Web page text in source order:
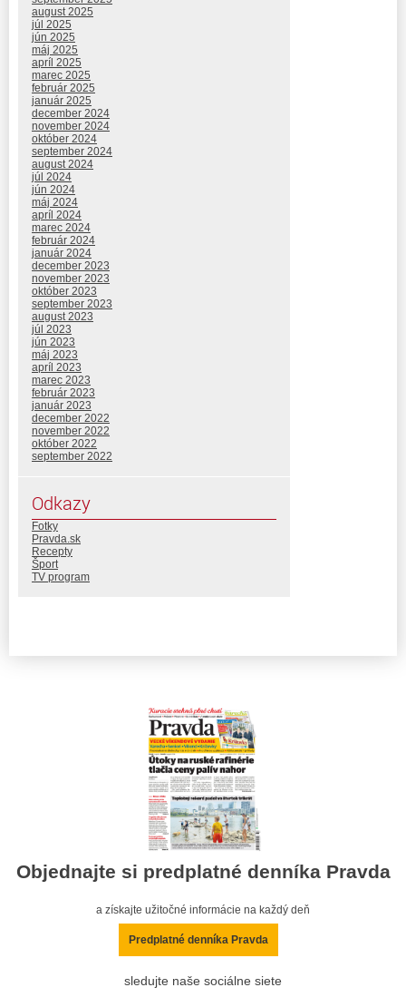
august 2025
júl 2025
jún 2025
máj 2025
apríl 2025
marec 2025
február 2025
január 2025
december 2024
november 2024
október 2024
september 2024
august 2024
júl 2024
jún 2024
máj 2024
apríl 2024
marec 2024
február 2024
január 2024
december 2023
november 2023
október 2023
september 2023
august 2023
júl 2023
jún 2023
máj 2023
apríl 2023
marec 2023
február 2023
január 2023
december 2022
november 2022
október 2022
september 2022
Odkazy
Fotky
Pravda.sk
Recepty
Šport
TV program
Objednajte si predplatné denníka Pravda
a získajte užitočné informácie na každý deň
Predplatné denníka Pravda
sledujte naše sociálne siete